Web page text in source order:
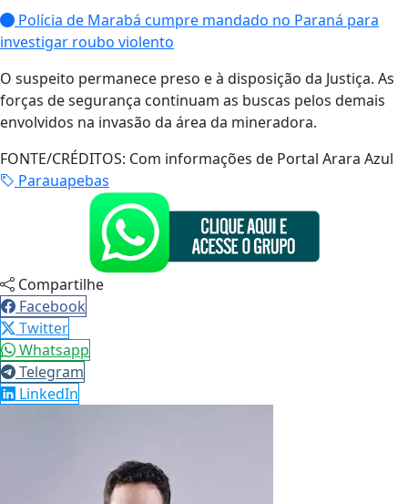
Polícia de Marabá cumpre mandado no Paraná para
investigar roubo violento
O suspeito permanece preso e à disposição da Justiça. As
forças de segurança continuam as buscas pelos demais
envolvidos na invasão da área da mineradora.
FONTE/CRÉDITOS: Com informações de Portal Arara Azul
Parauapebas
Compartilhe
Facebook
Twitter
Whatsapp
Telegram
LinkedIn